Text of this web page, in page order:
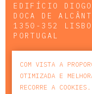
EDIFÍCIO
DOCA DE
1350-352
PORTUGAL
140
E
COM VISTA A
OTIMIZADA E
RECORRE A